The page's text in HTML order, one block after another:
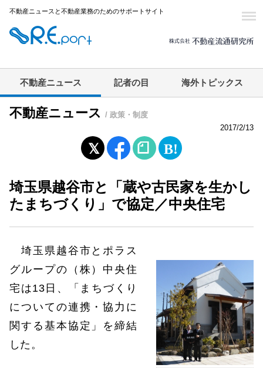
不動産ニュースと不動産業務のためのサポートサイト
不動産ニュース 記者の目 海外トピックス
不動産ニュース / 政策・制度
2017/2/13
埼玉県越谷市と「蔵や古民家を生かし
たまちづくり」で協定／中央住宅
埼玉県越谷市とポラス
グループの（株）中央住
宅は13日、「まちづくり
についての連携・協力に
関する基本協定」を締結
した。